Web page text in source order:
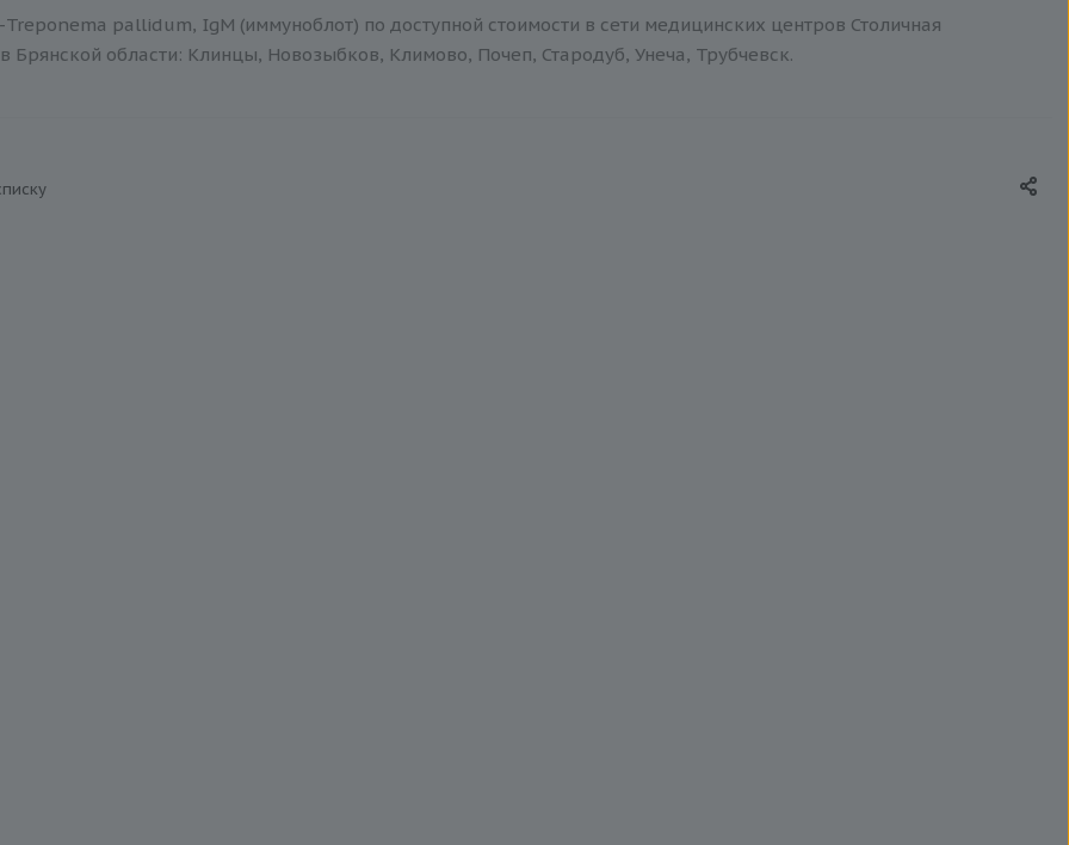
pallidum, IgM (иммуноблот) по доступной стоимости в сети медицинских центров Столичная
Брянской области: Клинцы, Новозыбков, Климово, Почеп, Стародуб, Унеча, Трубчевск.